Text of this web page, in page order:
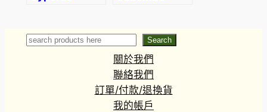
Search
Search
關於我們
聯絡我們
訂單/付款/退換貨
我的帳戶